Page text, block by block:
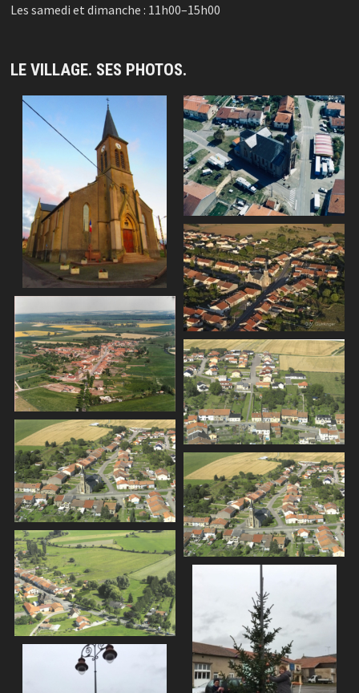
Les samedi et dimanche : 11h00–15h00
LE VILLAGE. SES PHOTOS.